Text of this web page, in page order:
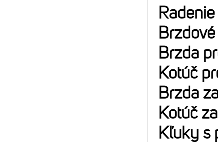
Brzda
Kotúč
Brzda
Kotúč
Kľuky s